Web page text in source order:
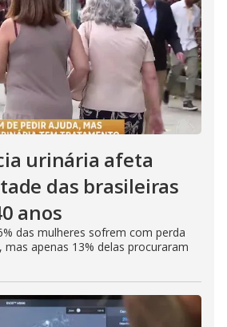
urinária afeta
das brasileiras
anos
das mulheres sofrem com perda
mas apenas 13% delas procuraram